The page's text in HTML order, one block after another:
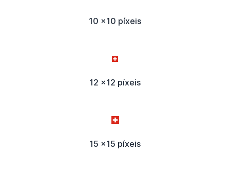
10 x10 píxeis
12 x12 píxeis
15 x15 píxeis